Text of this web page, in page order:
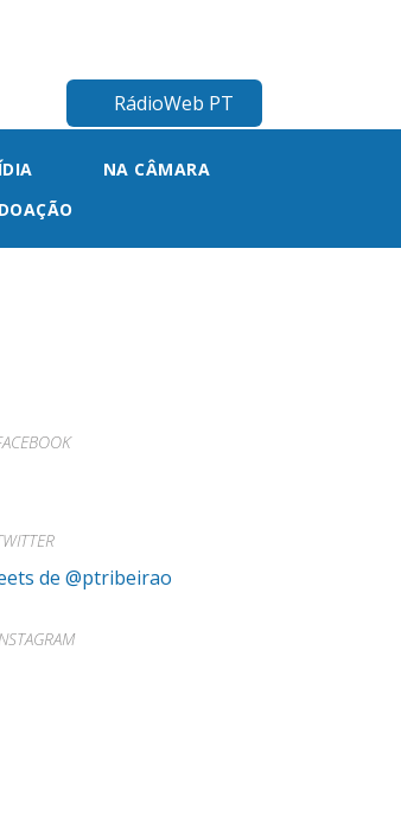
RádioWeb PT
NA CÂMARA
de @ptribeirao